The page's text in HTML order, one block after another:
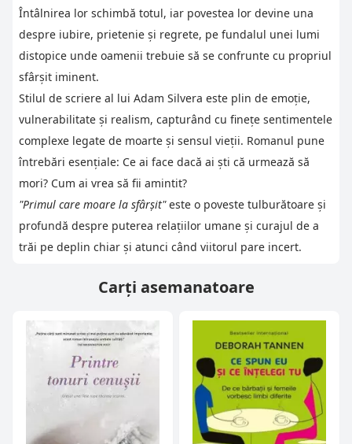
Întâlnirea lor schimbă totul, iar povestea lor devine una
despre iubire, prietenie și regrete, pe fundalul unei lumi
distopice unde oamenii trebuie să se confrunte cu propriul
sfârșit iminent.
Stilul de scriere al lui Adam Silvera este plin de emoție,
vulnerabilitate și realism, capturând cu finețe sentimentele
complexe legate de moarte și sensul vieții. Romanul pune
întrebări esențiale: Ce ai face dacă ai ști că urmează să
mori? Cum ai vrea să fii amintit?
"Primul care moare la sfârșit"este o poveste tulburătoare și
profundă despre puterea relațiilor umane și curajul de a
trăi pe deplin chiar și atunci când viitorul pare incert.
Carți asemanatoare